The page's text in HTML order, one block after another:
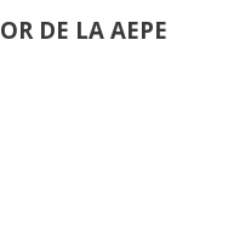
DE LA AEPE